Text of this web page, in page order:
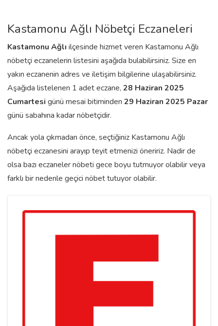
Kastamonu Ağlı Nöbetçi Eczaneleri
Kastamonu Ağlı ilçesinde hizmet veren Kastamonu Ağlı
nöbetçi eczanelerin listesini aşağıda bulabilirsiniz. Size en
yakın eczanenin adres ve iletişim bilgilerine ulaşabilirsiniz.
Aşağıda listelenen 1 adet eczane, 28 Haziran 2025
Cumartesi günü mesai bitiminden 29 Haziran 2025 Pazar
günü sabahına kadar nöbetçidir.
Ancak yola çıkmadan önce, seçtiğiniz Kastamonu Ağlı
nöbetçi eczanesini arayıp teyit etmenizi öneririz. Nadir de
olsa bazı eczaneler nöbeti gece boyu tutmuyor olabilir veya
farklı bir nedenle geçici nöbet tutuyor olabilir.